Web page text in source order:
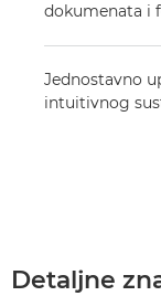
dokumenata i
Jednostavno
intuitivnog
Detaljne